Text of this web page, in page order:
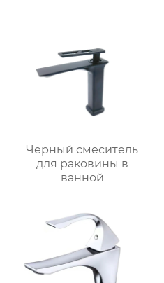
Черный смеситель
для раковины в
ванной